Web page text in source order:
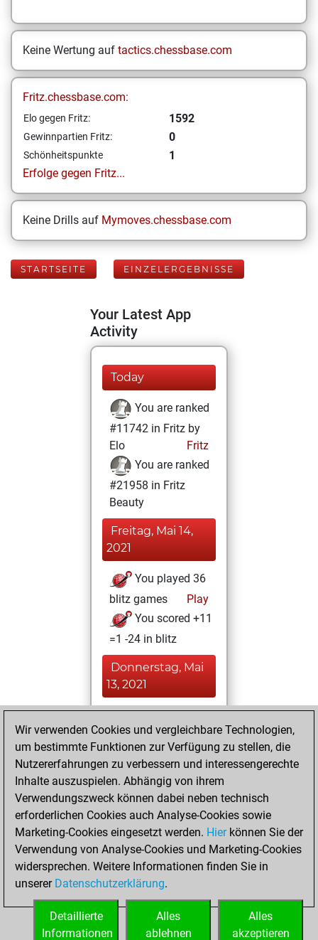
Keine Wertung auf tactics.chessbase.com
Fritz.chessbase.com:
Elo gegen Fritz: 1592
Gewinnpartien Fritz: 0
Schönheitspunkte
1
Erfolge gegen Fritz...
Keine Drills auf Mymoves.chessbase.com
STARTSEITE EINZELERGEBNISSE
Your Latest App
Activity
Today
You are ranked
#11742 in Fritz by
Elo
Fritz
You are ranked
#21958 in Fritz
Beauty
Freitag, Mai 14,
2021
You played 36
blitz games
Play
You scored +11
=1 -24 in blitz
Donnerstag, Mai
13, 2021
You achieved a
BeautyScore of 1
Fritz
You
achieved a new Elo
of 1592
You created
your Fritz account
You played 2
slow games
Play
You scored +0
=0 -2 in slow games
Wir verwenden Cookies und vergleichbare Technologien,
um bestimmte Funktionen zur Verfügung zu stellen, die
Nutzererfahrungen zu verbessern und interessengerechte
Inhalte auszuspielen. Abhängig von ihrem
Verwendungszweck können dabei neben technisch
erforderlichen Cookies auch Analyse-Cookies sowie
Marketing-Cookies eingesetzt werden. Hierkönnen Sie der
Verwendung von Analyse-Cookies und Marketing-Cookies
widersprechen. Weitere Informationen finden Sie in
unserer Datenschutzerklärung.
Alles
akzeptieren
Alles
ablehnen
Detaillierte
Informationen